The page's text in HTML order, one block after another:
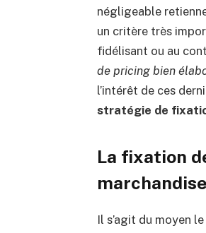
négligeable
un critère très
fidélisant ou au
de pricing bien
l’intérêt de ces
stratégie de
La fixation
Il s’agit du moyen